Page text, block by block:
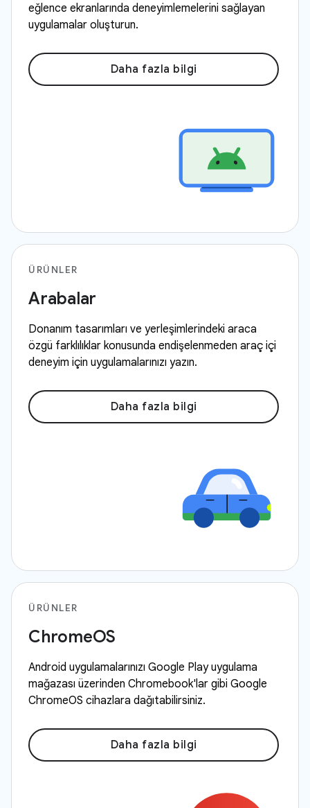
eğlence ekranlarında deneyimlemelerini sağlayan
uygulamalar oluşturun.
Daha fazla bilgi
ÜRÜNLER
Arabalar
Donanım tasarımları ve yerleşimlerindeki araca
özgü farklılıklar konusunda endişelenmeden araç içi
deneyim için uygulamalarınızı yazın.
Daha fazla bilgi
ÜRÜNLER
ChromeOS
Android uygulamalarınızı Google Play uygulama
mağazası üzerinden Chromebook'lar gibi Google
ChromeOS cihazlara dağıtabilirsiniz.
Daha fazla bilgi